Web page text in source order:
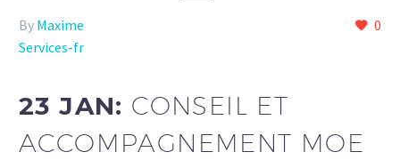
0
By Maxime
Services-fr
23 JAN: CONSEIL ET
ACCOMPAGNEMENT MOE